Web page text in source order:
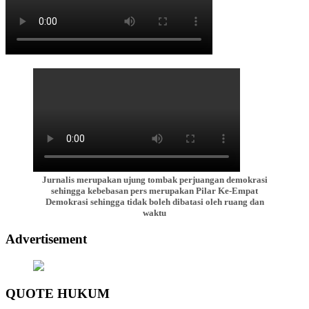
Jurnalis merupakan ujung tombak perjuangan demokrasi
sehingga kebebasan pers merupakan Pilar Ke-Empat
Demokrasi sehingga tidak boleh dibatasi oleh ruang dan
waktu
Advertisement
QUOTE HUKUM